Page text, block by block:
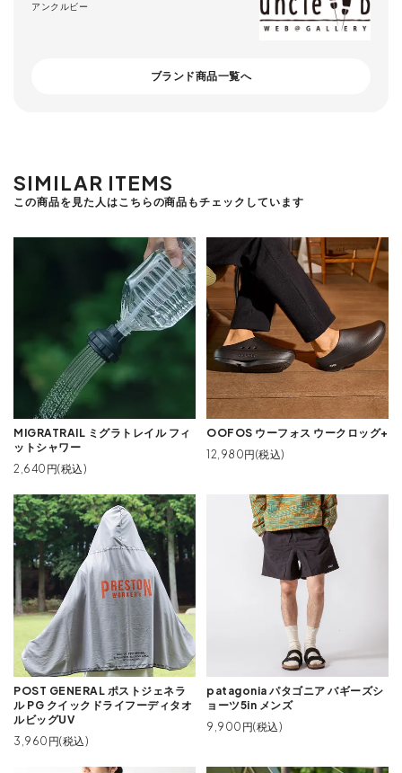
アンクルビー
ブランド商品一覧へ
SIMILAR ITEMS
この商品を見た人はこちらの商品もチェックしています
MIGRATRAIL ミグラトレイル フィ
ットシャワー
2,640円(税込)
OOFOS ウーフォス ウークロッグ+
12,980円(税込)
POST GENERAL ポストジェネラ
ル PG クイックドライフーディタオ
ルビッグUV
3,960円(税込)
patagonia パタゴニア バギーズシ
ョーツ5in メンズ
9,900円(税込)